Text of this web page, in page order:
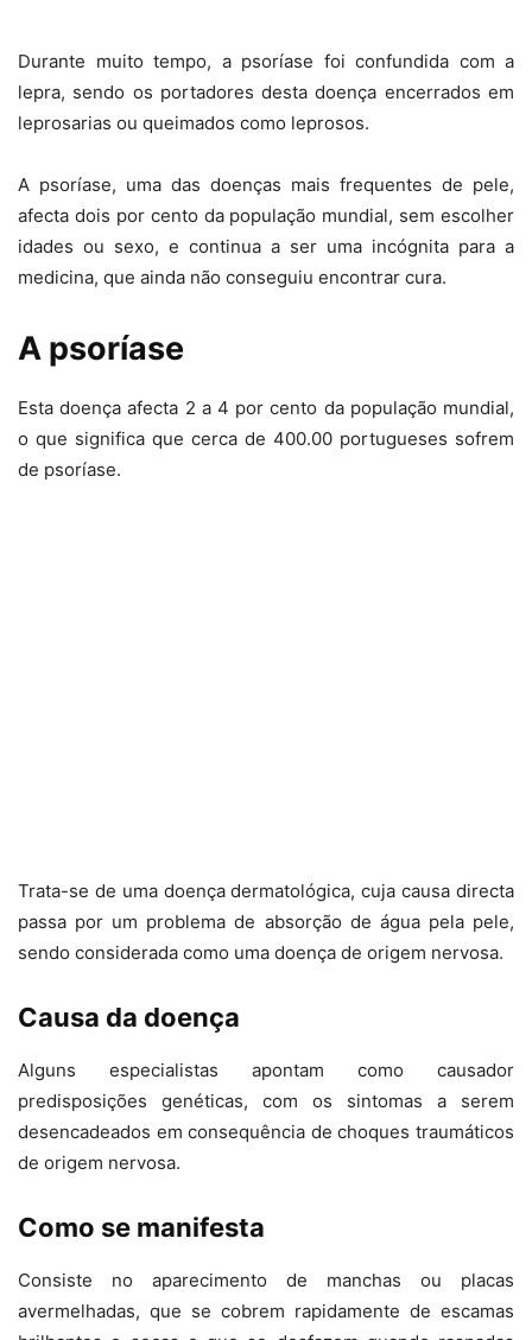
Durante muito tempo, a psoríase foi confundida com a
lepra, sendo os portadores desta doença encerrados em
leprosarias ou queimados como leprosos.
A psoríase, uma das doenças mais frequentes de pele,
afecta dois por cento da população mundial, sem escolher
idades ou sexo, e continua a ser uma incógnita para a
medicina, que ainda não conseguiu encontrar cura.
A psoríase
Esta doença afecta 2 a 4 por cento da população mundial,
o que significa que cerca de 400.00 portugueses sofrem
de psoríase.
Trata-se de uma doença dermatológica, cuja causa directa
passa por um problema de absorção de água pela pele,
sendo considerada como uma doença de origem nervosa.
Causa da doença
Alguns especialistas apontam como causador
predisposições genéticas, com os sintomas a serem
desencadeados em consequência de choques traumáticos
de origem nervosa.
Como se manifesta
Consiste no aparecimento de manchas ou placas
avermelhadas, que se cobrem rapidamente de escamas